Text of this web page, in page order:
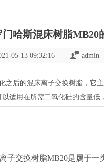
门哈斯混床树脂MB20
05-13 09:32:16 admin
之后的混床离子交换树脂，它
适用在所需二氧化硅的含量低
子交换树脂MB20是属于